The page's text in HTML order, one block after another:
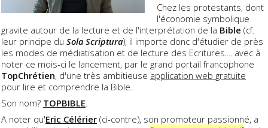
Chez les protestants, dont
l'économie symbolique
gravite autour de la lecture et de l'interprétation de la Bible (cf.
leur principe du Sola Scriptura), il importe donc d'étudier de près
les modes de médiatisation et de lecture des Ecritures.... avec à
noter ce mois-ci le lancement, par le grand portail francophone
TopChrétien, d'une très ambitieuse application web gratuite
pour lire et comprendre la Bible.
Son nom? TOPBIBLE
A noter qu'Eric Célérier (ci-contre), son promoteur passionné, a